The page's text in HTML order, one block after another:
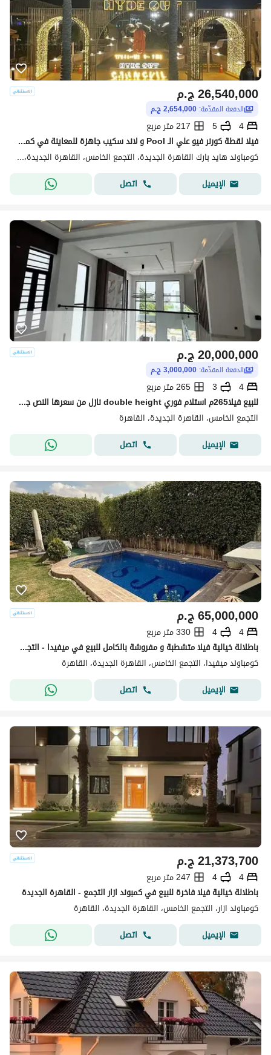
ج.م26,540,000
الدفعة المقدّمة: 2,654,000 ج.م
4
5
217 متر مربع
فيلا لقطة كورنر فيو علي الـ Pool و لاند سكيب جاهزة للمعاينة في كمبوند هايد بارك القاهرة الجديدة علي شارع التسعين الجنوبي قريبة من الجامعة الامريكية
كومباوند هايد بارك القاهرة الجديدة، التجمع الخامس، القاهرة الجديدة، القاهرة
الإيميل
اتصل
ج.م20,000,000
الدفعة المقدّمة: 3,000,000 ج.م
4
3
265 متر مربع
للبيع فيلا265م استلام فوري double height نازل من سعرها النص جنب AUC التجمع الخامس
التجمع الخامس، القاهرة الجديدة، القاهرة
الإيميل
اتصل
ج.م65,000,000
4
4
330 متر مربع
باطلالة خيالية فيلا متشطبة و مفروشة بالكامل للبيع في ميفيدا - التجمع الخامس
كومباوند ميفيدا، التجمع الخامس، القاهرة الجديدة، القاهرة
الإيميل
اتصل
ج.م21,373,700
4
4
247 متر مربع
باطلالة خيالية فيلا فاخرة للبيع في كمبوند ازار التجمع - القاهرة الجديدة
كومباوند ازار، التجمع الخامس، القاهرة الجديدة، القاهرة
الإيميل
اتصل